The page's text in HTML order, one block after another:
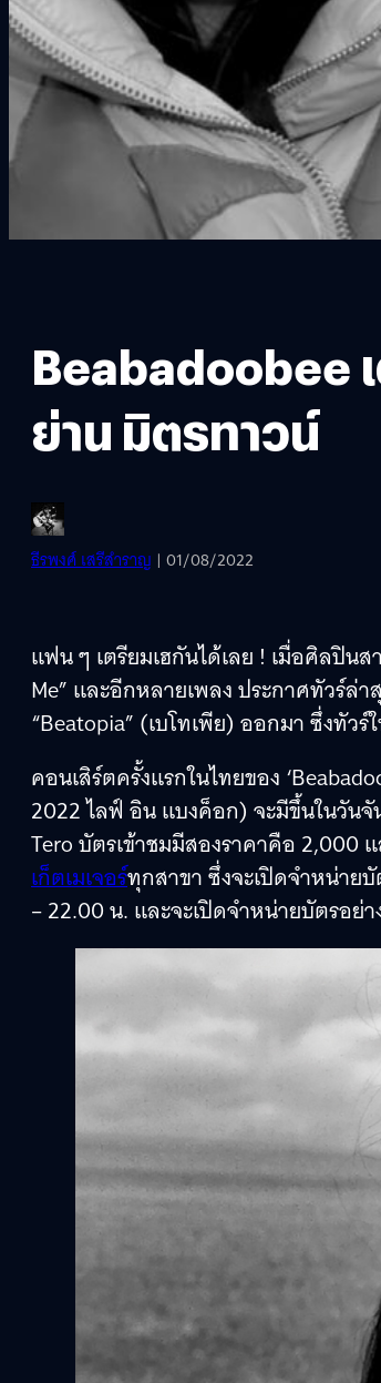
Beabadoobee
ย่าน มิตรทาวน์
ธีรพงศ์ เสรีสำราญ | 01/08/2022
แฟน ๆ เตรียมเฮกันได้เลย ! เมื่อศิลปินส
Me” และอีกหลายเพลง ประกาศทัวร์ล่
“Beatopia” (เบโทเพีย) ออกมา ซึ่งทัว
คอนเสิร์ตครั้งแรกในไทยของ
2022 ไลฟ์ อิน แบงค็อก) จะมีขึ้นในวัน
Tero บัตรเข้าชมมีสองราคาคือ 2,000
เก็ตเมเจอร์ทุกสาขา ซึ่งจะเปิดจำหน่าย
– 22.00 น. และจะเปิดจำหน่ายบัตรอย่